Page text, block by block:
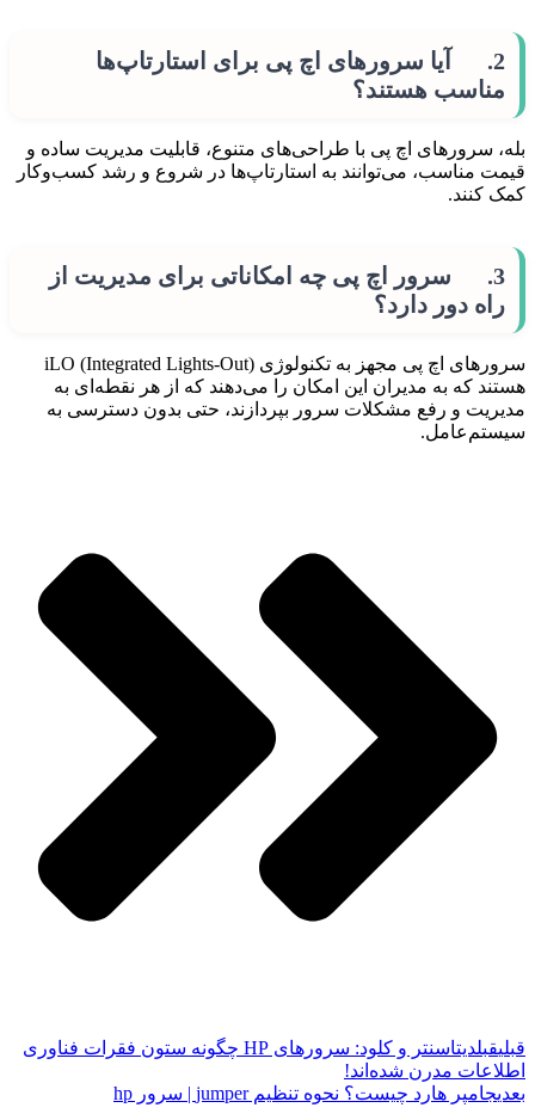
2. آیا سرورهای اچ پی برای استارتاپ‌ها
مناسب هستند؟
بله، سرورهای اچ پی با طراحی‌های متنوع، قابلیت مدیریت ساده و
قیمت مناسب، می‌توانند به استارتاپ‌ها در شروع و رشد کسب‌وکار
کمک کنند.
3. سرور اچ پی چه امکاناتی برای مدیریت از
راه دور دارد؟
سرورهای اچ پی مجهز به تکنولوژی iLO (Integrated Lights-Out)
هستند که به مدیران این امکان را می‌دهند که از هر نقطه‌ای به
مدیریت و رفع مشکلات سرور بپردازند، حتی بدون دسترسی به
سیستم‌عامل.
قبلیقبل
دیتاسنتر و کلود: سرورهای HP چگونه ستون فقرات فناوری
اطلاعات مدرن شده‌اند!
بعدیجامپر هارد چیست؟ نحوه تنظیم jumper | سرور hp